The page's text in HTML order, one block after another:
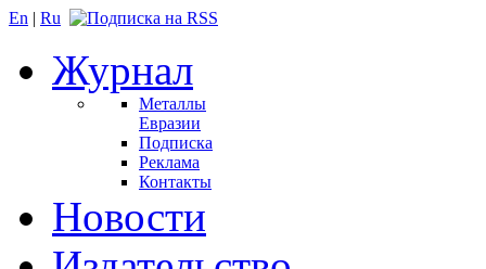
En | Ru
Журнал
Металлы
Евразии
Подписка
Реклама
Контакты
Новости